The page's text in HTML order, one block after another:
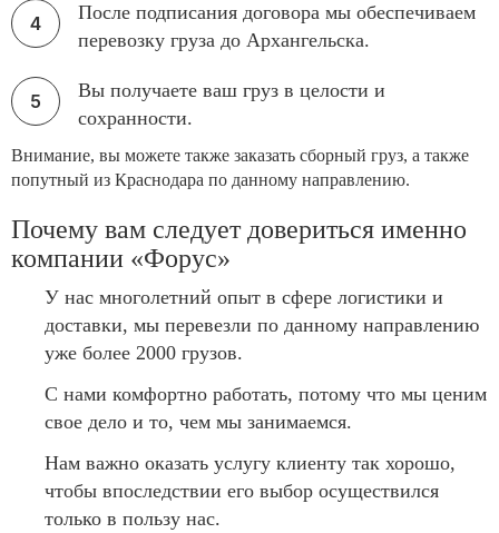
После подписания договора мы обеспечиваем
перевозку груза до Архангельска.
Вы получаете ваш груз в целости и
сохранности.
Внимание, вы можете также заказать сборный груз, а также
попутный из Краснодара по данному направлению.
Почему вам следует довериться именно
компании «Форус»
У нас многолетний опыт в сфере логистики и
доставки, мы перевезли по данному направлению
уже более 2000 грузов.
С нами комфортно работать, потому что мы ценим
свое дело и то, чем мы занимаемся.
Нам важно оказать услугу клиенту так хорошо,
чтобы впоследствии его выбор осуществился
только в пользу нас.